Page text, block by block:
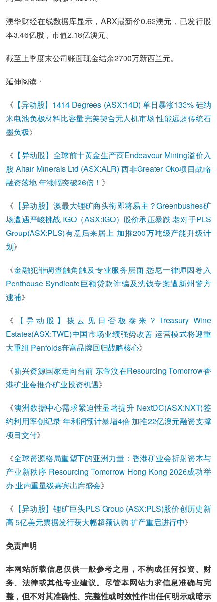
澳华财经在线数据库显示，ARX最新价0.63澳元，已发行股
本3.46亿股，市值2.18亿澳元。
截至上季度末公司账面现金结余2700万新西兰元。
延伸阅读：
《 【异动股】1414 Degrees (ASX:14D) 单日暴涨133% 硅纳
米电池负极材料比容量完美契合无人机市场 性能远超传统石
墨负极》
《 【异动股】全球前十黄金生产商Endeavour Mining溢价入
股 Altair Minerals Ltd (ASX:ALR) 西非Greater Oko项目战略
融资落地 年涨幅突破26倍！ 》
《 【异动股】澳最大锂矿商头衔即将易主？Greenbushes矿
场遭遇严峻挑战 IGO（ASX:IGO）股价承压暴跌 老对手PLS
Group(ASX:PLS)有意后来居上 加推200万吨级产能升级计
划》
《金融犯罪调查触角触及专业服务层面 悉尼一律师因卷入
Penthouse Syndicate巨额贷款诈骗及洗钱专案遭新州警方
逮捕》
《
【异动股】拨云见日否极泰来？Treasury Wine
Estates(ASX:TWE)中国市场业绩强势改善 运营模式将迎重
大重组 Penfolds奔富品牌回归战略核心》
《新兴资源国家走向台前 东帝汶在Resourcing Tomorrow香
港矿业会推介矿业投资机遇》
《澳洲数据中心需求紧迫性显著提升 NextDC(ASX:NXT)签
约利用率创纪录 年利润预计暴增4倍 加推22亿澳元融资支撑
项目交付》
《全球资源格局重塑下的亚洲力量：香港矿业会折射资本与
产业新秩序 Resourcing Tomorrow Hong Kong 2026成功举
办 业内重量级嘉宾出席盛会》
《 【异动股】锂矿巨头PLS Group (ASX:PLS)股价创历史新
高 5亿美元票据发行获大幅超额认购 扩产重启进行中》
免责声明
本网站所载信息仅供一般参考之用，不构成任何投资、财
务、法律或其他专业建议。尽管本网站力求信息准确与完
整，但不对其准确性、完整性或时效性作出任何明示或暗示